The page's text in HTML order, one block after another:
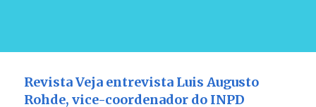
Revista Veja entrevista Luis Augusto
Rohde, vice-coordenador do INPD